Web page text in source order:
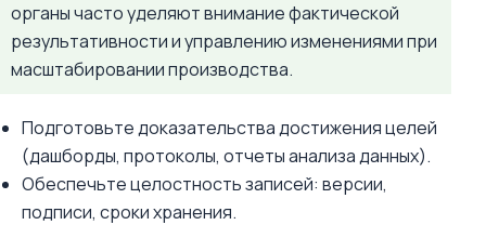
органы часто уделяют внимание фактической
результативности и управлению изменениями при
масштабировании производства.
Подготовьте доказательства достижения целей
(дашборды, протоколы, отчеты анализа данных).
Обеспечьте целостность записей: версии,
подписи, сроки хранения.